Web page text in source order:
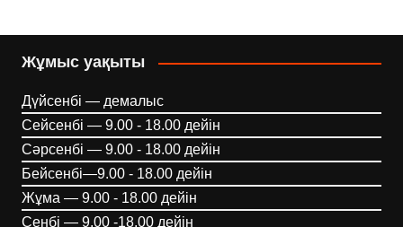
Жұмыс уақыты
Дүйсенбі — демалыс
Сейсенбі — 9.00 - 18.00 дейін
Сәрсенбі — 9.00 - 18.00 дейін
Бейсенбі—9.00 - 18.00 дейін
Жұма — 9.00 - 18.00 дейін
Сенбі — 9.00 -18.00 дейін